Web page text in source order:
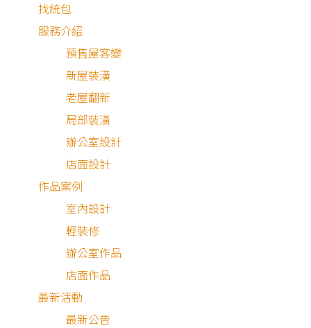
找統包
服務介紹
預售屋客變
新屋裝潢
老屋翻新
局部裝潢
辦公室設計
店面設計
作品案例
室內設計
輕裝修
辦公室作品
店面作品
最新活動
最新公告